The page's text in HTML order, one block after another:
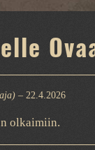
– 22.4.2026
olkaimiin.